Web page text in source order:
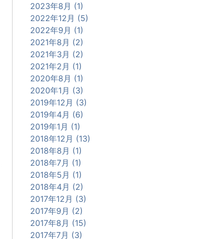
2023年8月 (1)
2022年12月 (5)
2022年9月 (1)
2021年8月 (2)
2021年3月 (2)
2021年2月 (1)
2020年8月 (1)
2020年1月 (3)
2019年12月 (3)
2019年4月 (6)
2019年1月 (1)
2018年12月 (13)
2018年8月 (1)
2018年7月 (1)
2018年5月 (1)
2018年4月 (2)
2017年12月 (3)
2017年9月 (2)
2017年8月 (15)
2017年7月 (3)